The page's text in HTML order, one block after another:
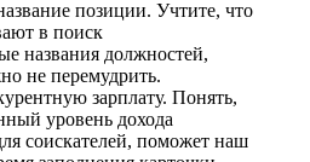
позиции. Учтите, что
в поиск
названия должностей,
не перемудрить.
зарплату. Понять,
уровень дохода
соискателей, поможет наш